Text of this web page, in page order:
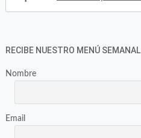
RECIBE NUESTRO MENÚ SEMANAL
Nombre
Email